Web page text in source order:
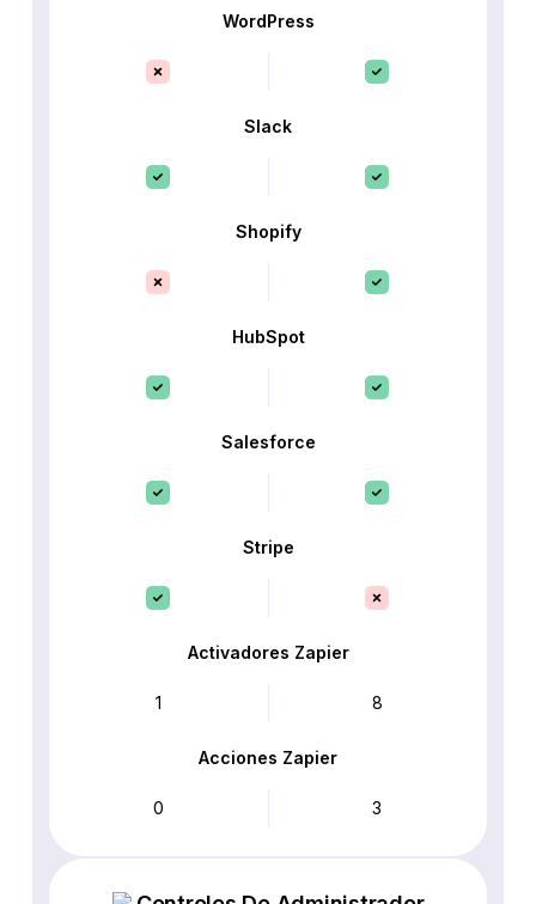
WordPress
Slack
Shopify
HubSpot
Salesforce
Stripe
Activadores Zapier
1 8
Acciones Zapier
0 3